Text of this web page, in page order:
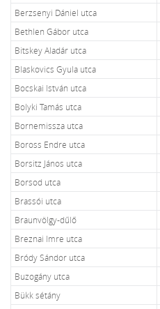
Berzsenyi Dániel utca
Bethlen Gábor utca
Bitskey Aladár utca
Blaskovics Gyula utca
Bocskai István utca
Bolyki Tamás utca
Bornemissza utca
Boross Endre utca
Borsitz János utca
Borsod utca
Brassói utca
Braunvölgy-dűlő
Breznai Imre utca
Bródy Sándor utca
Buzogány utca
Bükk sétány